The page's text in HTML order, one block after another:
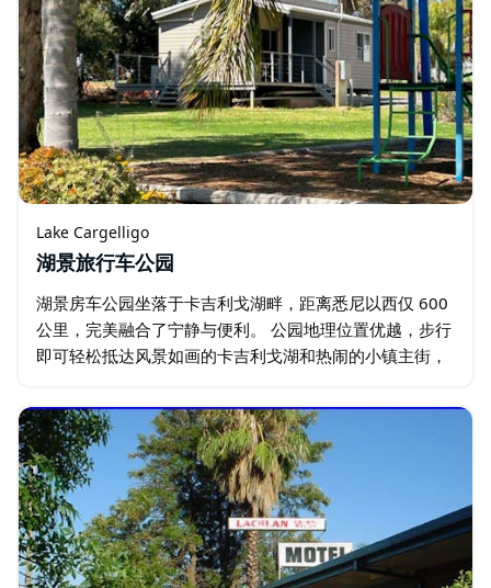
Lake Cargelligo
湖景旅行车公园
湖景房车公园坐落于卡吉利戈湖畔，距离悉尼以西仅 600
公里，完美融合了宁静与便利。 公园地理位置优越，步行
即可轻松抵达风景如画的卡吉利戈湖和热闹的小镇主街，
放松身心还是探索周边…